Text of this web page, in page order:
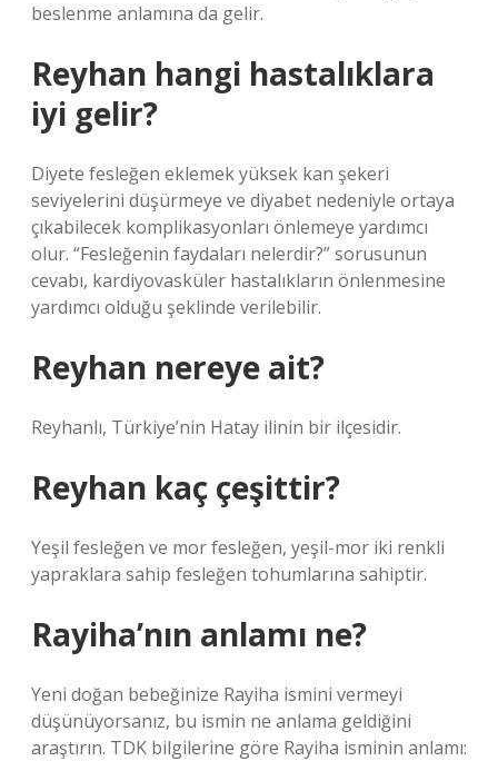
beslenme anlamına da gelir.
Reyhan hangi hastalıklara
iyi gelir?
Diyete fesleğen eklemek yüksek kan şekeri
seviyelerini düşürmeye ve diyabet nedeniyle ortaya
çıkabilecek komplikasyonları önlemeye yardımcı
olur. “Fesleğenin faydaları nelerdir?” sorusunun
cevabı, kardiyovasküler hastalıkların önlenmesine
yardımcı olduğu şeklinde verilebilir.
Reyhan nereye ait?
Reyhanlı, Türkiye’nin Hatay ilinin bir ilçesidir.
Reyhan kaç çeşittir?
Yeşil fesleğen ve mor fesleğen, yeşil-mor iki renkli
yapraklara sahip fesleğen tohumlarına sahiptir.
Rayiha’nın anlamı ne?
Yeni doğan bebeğinize Rayiha ismini vermeyi
düşünüyorsanız, bu ismin ne anlama geldiğini
araştırın. TDK bilgilerine göre Rayiha isminin anlamı: